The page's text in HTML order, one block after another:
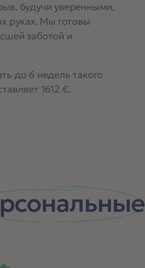
будучи уверенными,
руках. Мы готовы
заботой и
до 6 недель такого
1612 €.